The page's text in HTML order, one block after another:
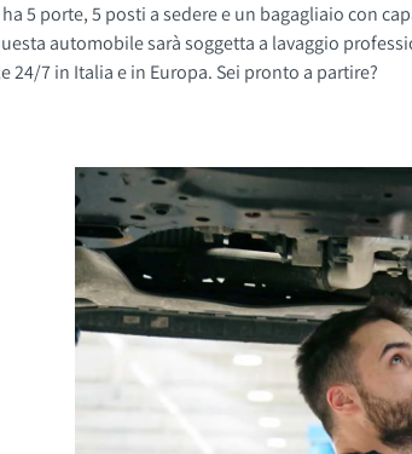
7 in Italia e in Europa. Sei pronto a partire?